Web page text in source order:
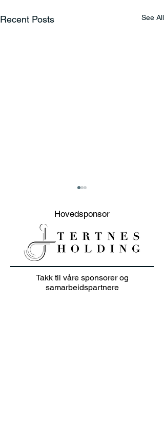
Recent Posts See All
20% sommer salg på
klær i juli 👕🏌️‍♀️
Hovedsponsor
Takk til våre sponsorer og
samarbeidspartnere